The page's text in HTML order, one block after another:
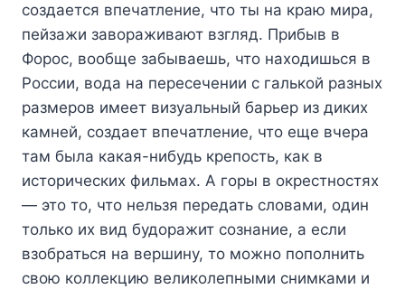
создается впечатление, что ты на краю мира,
пейзажи завораживают взгляд. Прибыв в
Форос, вообще забываешь, что находишься в
России, вода на пересечении с галькой разных
размеров имеет визуальный барьер из диких
камней, создает впечатление, что еще вчера
там была какая-нибудь крепость, как в
исторических фильмах. А горы в окрестностях
— это то, что нельзя передать словами, один
только их вид будоражит сознание, а если
взобраться на вершину, то можно пополнить
свою коллекцию великолепными снимками и